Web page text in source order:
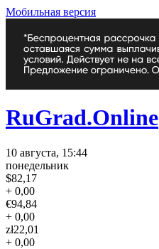
Мобильная версия
RuGrad.Online
10 августа, 15:44
понедельник
$82,17
+ 0,00
€94,84
+ 0,00
zł22,01
+ 0,00